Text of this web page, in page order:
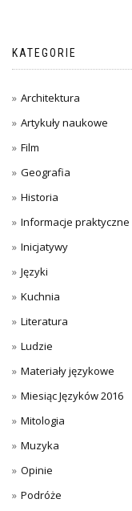
KATEGORIE
Architektura
Artykuły naukowe
Film
Geografia
Historia
Informacje praktyczne
Inicjatywy
Języki
Kuchnia
Literatura
Ludzie
Materiały językowe
Miesiąc Języków 2016
Mitologia
Muzyka
Opinie
Podróże